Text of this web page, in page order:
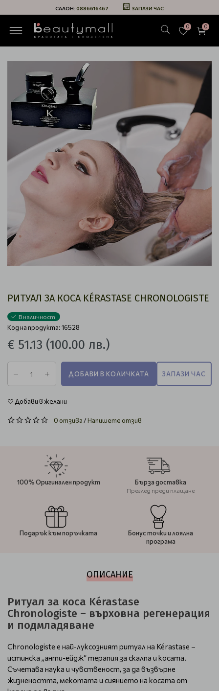
САЛОН: 0886616467 ЗАПАЗИ ЧАС
0 0
РИТУАЛ ЗА КОСА KÉRASTASE CHRONOLOGISTE
В наличност
Код на продукта: 16528
€ 51.13 (100.00 лв.)
ДОБАВИ В КОЛИЧКАТА ЗАПАЗИ ЧАС
Добави в желани
0 отзива/Напишете отзив
100% Оригинален продукт Бърза доставка
Преглед преди плащане
Подарък към поръчката
Бонус точки и лоялна
програма
ОПИСАНИЕ
Ритуал за коса Kérastase
Chronologiste – върховна регенерация
и подмладяване
Chronologiste е най-луксозният ритуал на Kérastase –
истинска „анти-ейдж“ терапия за скалпа и косата.
Съчетава наука и чувственост, за да възвърне
жизнеността, мекотата и сиянието на косата от